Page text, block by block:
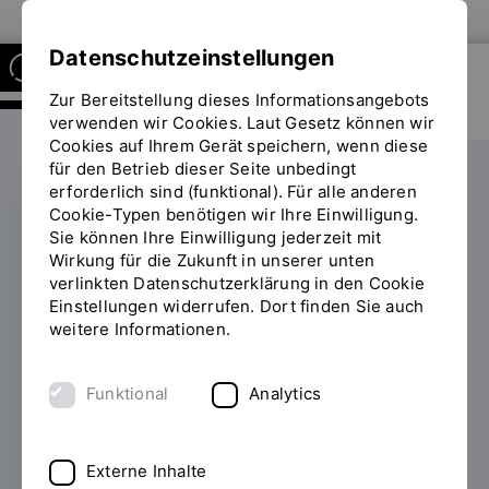
RESEARCH CENTER OF
HEALTH SCIENCES AND
TECHNOLOGY
Digitale Verbundenheit
im Alter – REIKOLA-
Poster mit „Komp“ auf
der 9. TEG-Tagung
vorgestellt
13.06.2025
Datenschutzeinstellungen
Zur Bereitstellung dieses Informationsangebots
verwenden wir Cookies. Laut Gesetz können wir
Cookies auf Ihrem Gerät speichern, wenn diese
für den Betrieb dieser Seite unbedingt
erforderlich sind (funktional). Für alle anderen
Cookie-Typen benötigen wir Ihre Einwilligung.
Sie können Ihre Einwilligung jederzeit mit
Wirkung für die Zukunft in unserer unten
verlinkten Datenschutzerklärung in den Cookie
Einstellungen widerrufen. Dort finden Sie auch
weitere Informationen.
Funktional Analytics
Externe Inhalte